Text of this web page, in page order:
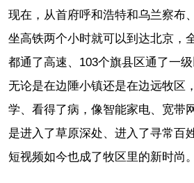
现在，从首府呼和浩特和乌兰察布
坐高铁两个小时就可以到达北京，
都通了高速、103个旗县区通了一
无论是在边陲小镇还是在边远牧区
学、看得了病，像智能家电、宽带
是进入了草原深处、进入了寻常百
短视频如今也成了牧区里的新时尚。